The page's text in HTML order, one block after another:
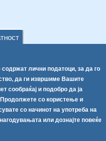
лични податоци, за да го
да ги извршиме Вашите
сообраќај и подобро да ја
со користење и
со начинот на употреба на
или дознајте повеќе